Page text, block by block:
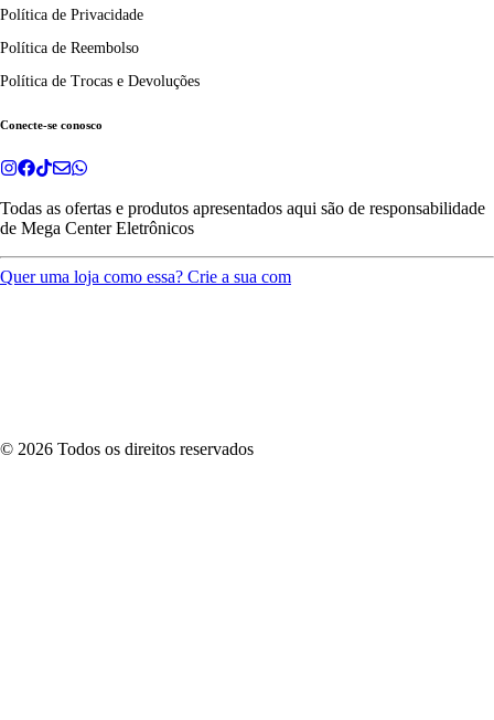
Política de Privacidade
Política de Reembolso
Política de Trocas e Devoluções
Conecte-se conosco
Todas as ofertas e produtos apresentados aqui são de responsabilidade
de Mega Center Eletrônicos
Quer uma loja como essa? Crie a sua com
© 2026 Todos os direitos reservados